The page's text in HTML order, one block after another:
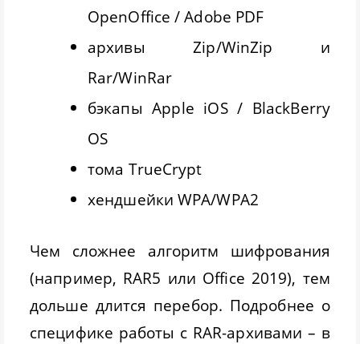
OpenOffice / Adobe PDF
архивы Zip/WinZip и
Rar/WinRar
бэкапы Apple iOS / BlackBerry
OS
тома TrueCrypt
хендшейки WPA/WPA2
Чем сложнее алгоритм шифрования
(например, RAR5 или Office 2019), тем
дольше длится перебор. Подробнее о
специфике работы с RAR-архивами – в